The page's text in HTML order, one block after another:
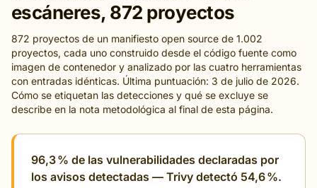
escáneres, 872 proyectos
872 proyectos de un manifiesto open source de 1.002
proyectos, cada uno construido desde el código fuente como
imagen de contenedor y analizado por las cuatro herramientas
con entradas idénticas. Última puntuación: 3 de julio de 2026.
Cómo se etiquetan las detecciones y qué se excluye se
describe en la nota metodológica al final de esta página.
96,3 % de las vulnerabilidades declaradas por
los avisos detectadas — Trivy detectó 54,6 %.